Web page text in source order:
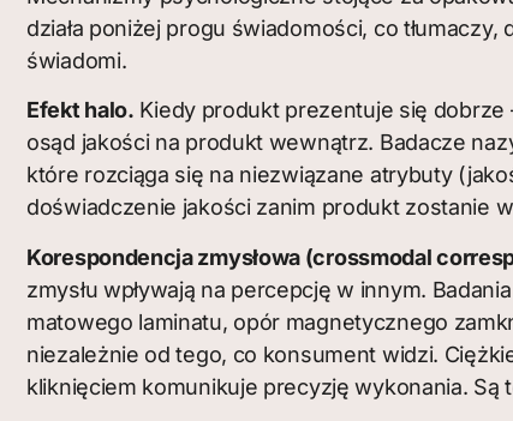
działa poniżej progu świadomości, co
świadomi.
Efekt halo. Kiedy produkt prezentuje się
osąd jakości na produkt wewnątrz. Badacze
które rozciąga się na niezwiązane atrybuty
doświadczenie jakości zanim produkt zostanie
Korespondencja zmysłowa (crossmodal
zmysłu wpływają na percepcję w innym.
matowego laminatu, opór magnetycznego
niezależnie od tego, co konsument widzi.
kliknięciem komunikuje precyzję wykonania. Są